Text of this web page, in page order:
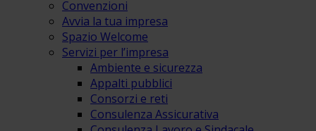
Convenzioni
Avvia la tua impresa
Spazio Welcome
Servizi per l’impresa
Ambiente e sicurezza
Appalti pubblici
Consorzi e reti
Consulenza Assicurativa